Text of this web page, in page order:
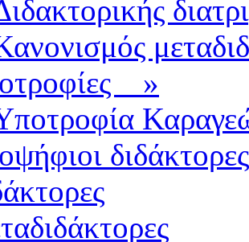
»
διδάκτορες